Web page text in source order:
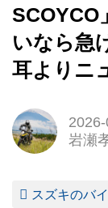
SCOYCO
いなら急
耳よりニ
岩瀬
スズキのバ